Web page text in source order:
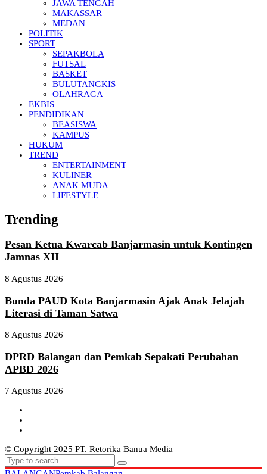
JAWA TENGAH
MAKASSAR
MEDAN
POLITIK
SPORT
SEPAKBOLA
FUTSAL
BASKET
BULUTANGKIS
OLAHRAGA
EKBIS
PENDIDIKAN
BEASISWA
KAMPUS
HUKUM
TREND
ENTERTAINMENT
KULINER
ANAK MUDA
LIFESTYLE
Trending
Pesan Ketua Kwarcab Banjarmasin untuk Kontingen
Jamnas XII
8 Agustus 2026
Bunda PAUD Kota Banjarmasin Ajak Anak Jelajah
Literasi di Taman Satwa
8 Agustus 2026
DPRD Balangan dan Pemkab Sepakati Perubahan
APBD 2026
7 Agustus 2026
© Copyright 2025 PT. Retorika Banua Media